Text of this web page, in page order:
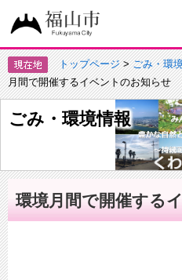
トップページ>ごみ・環
月間で開催するイベントのお知らせ
ごみ・環境情報
環境月間で開催する